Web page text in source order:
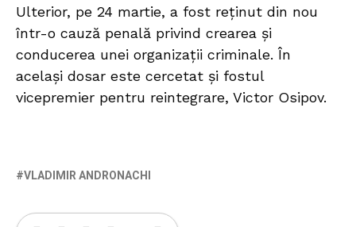
Ulterior, pe 24 martie, a fost reținut din nou
într-o cauză penală privind crearea și
conducerea unei organizații criminale. În
același dosar este cercetat și fostul
vicepremier pentru reintegrare, Victor Osipov.
VLADIMIR ANDRONACHI